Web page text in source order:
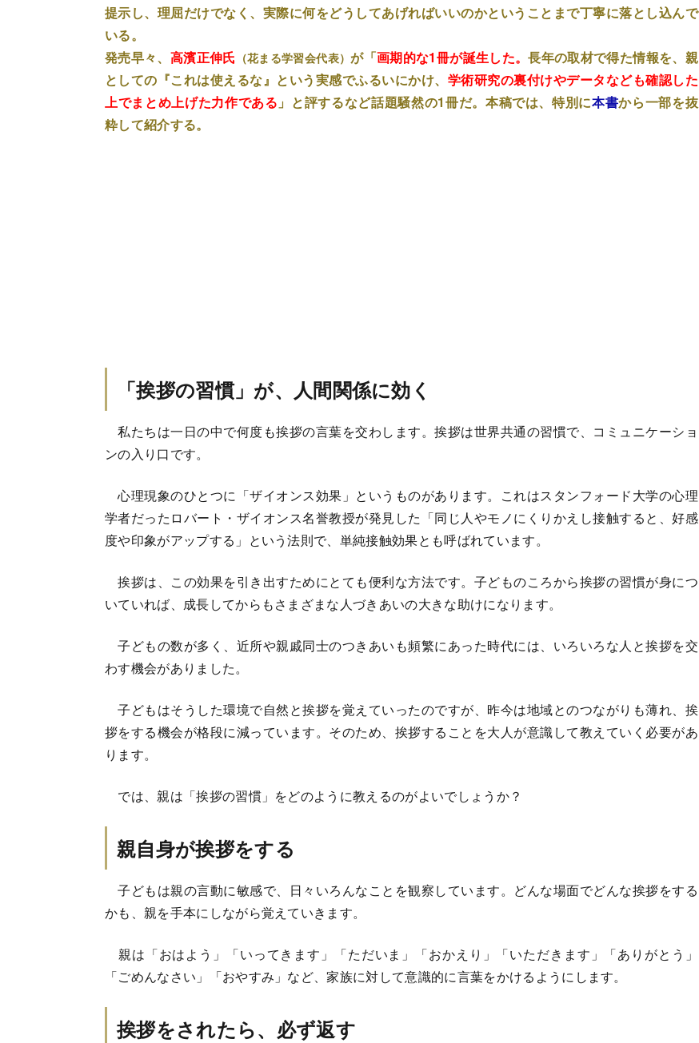
提示し、理屈だけでなく、実際に何をどうしてあげればいいのかということまで丁寧に落とし込んで
いる。
発売早々、 高濱正伸氏 （花まる学習会代表）が「画期的な1冊が誕生した。長年の取材で得た情報を、親
としての『これは使えるな』という実感でふるいにかけ、 学術研究の裏付けやデータなども確認した
上でまとめ上げた力作である 」と評するなど話題騒然の1冊だ。本稿では、特別に本書から一部を抜
粋して紹介する。
「挨拶の習慣」が、人間関係に効く
私たちは一日の中で何度も挨拶の言葉を交わします。挨拶は世界共通の習慣で、コミュニケーショ
ンの入り口です。
心理現象のひとつに「ザイオンス効果」というものがあります。これはスタンフォード大学の心理
学者だったロバート・ザイオンス名誉教授が発見した「同じ人やモノにくりかえし接触すると、好感
度や印象がアップする」という法則で、単純接触効果とも呼ばれています。
挨拶は、この効果を引き出すためにとても便利な方法です。子どものころから挨拶の習慣が身につ
いていれば、成長してからもさまざまな人づきあいの大きな助けになります。
子どもの数が多く、近所や親戚同士のつきあいも頻繁にあった時代には、いろいろな人と挨拶を交
わす機会がありました。
子どもはそうした環境で自然と挨拶を覚えていったのですが、昨今は地域とのつながりも薄れ、挨
拶をする機会が格段に減っています。そのため、挨拶することを大人が意識して教えていく必要があ
ります。
では、親は「挨拶の習慣」をどのように教えるのがよいでしょうか？
親自身が挨拶をする
子どもは親の言動に敏感で、日々いろんなことを観察しています。どんな場面でどんな挨拶をする
かも、親を手本にしながら覚えていきます。
親は「おはよう」「いってきます」「ただいま」「おかえり」「いただきます」「ありがとう」
「ごめんなさい」「おやすみ」など、家族に対して意識的に言葉をかけるようにします。
挨拶をされたら、必ず返す